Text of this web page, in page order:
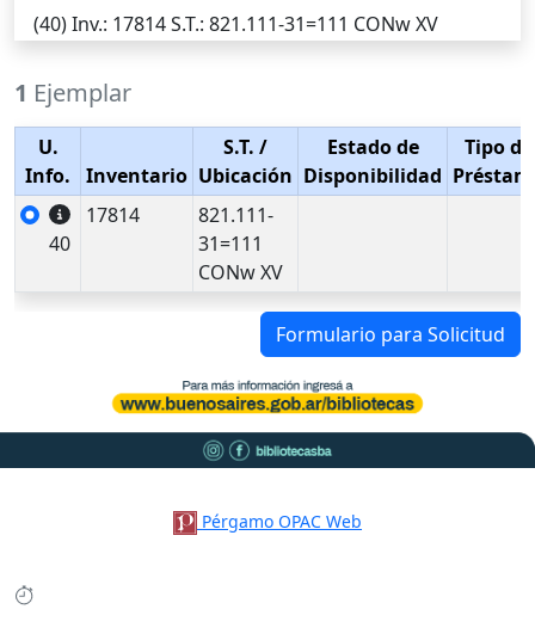
(40)Inv.: 17814S.T.: 821.111-31=111 CONw XV
1 Ejemplar
U.
Info.
Inventario
S.T. /
Ubicación
Estado de
Disponibilidad
Tipo de
40
17814
821.111-
31=111
CONw XV
Formulario para Solicitud
Pérgamo OPAC Web